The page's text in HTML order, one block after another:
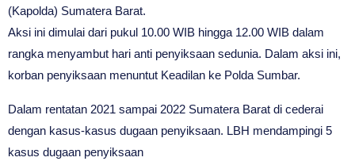
(Kapolda) Sumatera Barat.
Aksi ini dimulai dari pukul 10.00 WIB hingga 12.00 WIB dalam
rangka menyambut hari anti penyiksaan sedunia. Dalam aksi ini,
korban penyiksaan menuntut Keadilan ke Polda Sumbar.
Dalam rentatan 2021 sampai 2022 Sumatera Barat di cederai
dengan kasus-kasus dugaan penyiksaan. LBH mendampingi 5
kasus dugaan penyiksaan